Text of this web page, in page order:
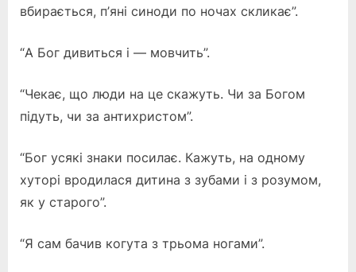
вбирається, п’яні синоди по ночах скликає”.
“А Бог дивиться і — мовчить”.
“Чекає, що люди на це скажуть. Чи за Богом
підуть, чи за антихристом”.
“Бог усякі знаки посилає. Кажуть, на одному
хуторі вродилася дитина з зубами і з розумом,
як у старого”.
“Я сам бачив когута з трьома ногами”.